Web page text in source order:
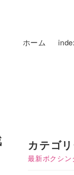
ホーム
カテゴ
最新ボクシン